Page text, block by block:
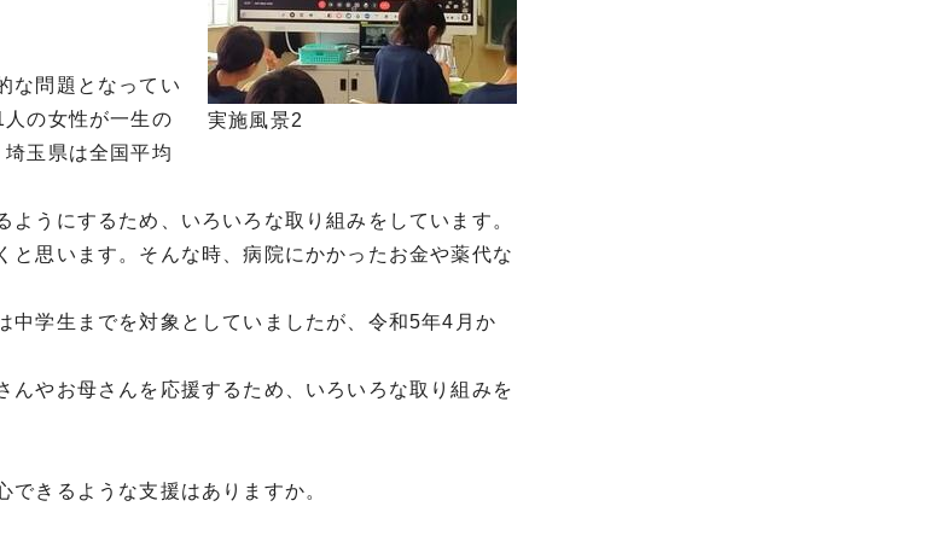
実施風景2
な問題となってい
の女性が一生の
玉県は全国平均
うにするため、いろいろな取り組みをしています。
思います。そんな時、病院にかかったお金や薬代な
中学生までを対象としていましたが、令和5年4月か
んやお母さんを応援するため、いろいろな取り組みを
きるような支援はありますか。